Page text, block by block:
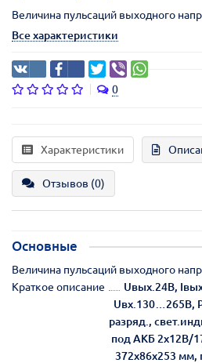
Величина пульсаций выходного
Все характеристики
0
Характеристики
Отзывов (0)
Основные
Величина пульсаций выходного
Краткое описание
Uвых.24В,
Uвх.130…265В,
разряд.,
под АКБ 2х12В/
372х86х253 мм,